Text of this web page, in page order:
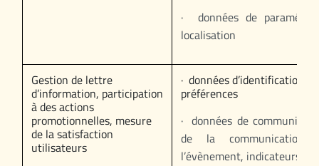
· données de
localisation
Gestion de lettre
d’information, participation
à des actions
promotionnelles, mesure
de la satisfaction
utilisateurs
· données d’identification et
préférences
· données de
de la
l’évènement, indicateurs de